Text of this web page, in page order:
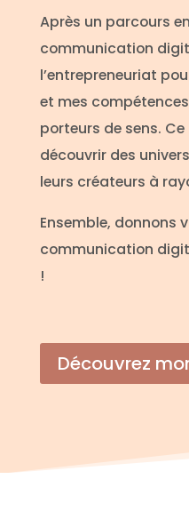
Après un parcours
communication
l’entrepreneuriat
et mes
porteurs de sens.
découvrir des
leurs créateurs à
Ensemble, donnons
communication
!
Découvrez